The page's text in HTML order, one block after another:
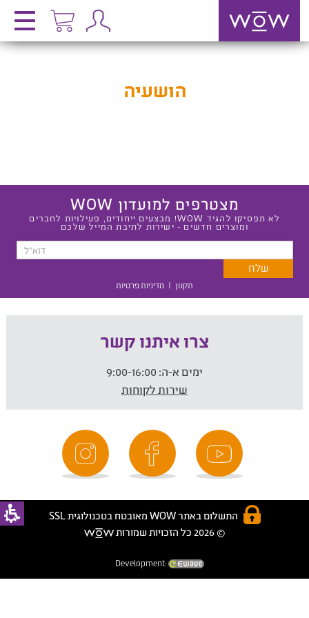
הושעיה
מצטרפים למועדון WOW
לא תפסיקו להגיד WOW! מבצעים ייחודים, פעילויות לחברים
ומוצרים חדשים - ישירות לתיבת המייל שלכם
תקנון | מדיניות פרטיות
צרו איתנו קשר
ימים א-ה:
שירות לקוחות
התשלום באתר WOW מאובטח בטכנולוגית SSL
© 2026 כל הזכויות שמורות
Development: